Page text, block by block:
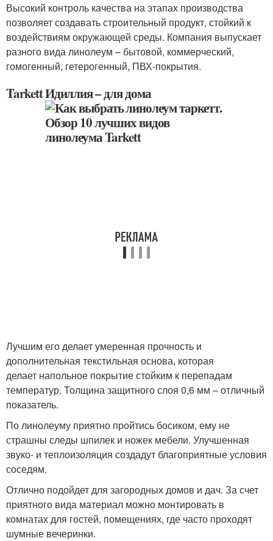
Высокий контроль качества на этапах производства
позволяет создавать строительный продукт, стойкий к
воздействиям окружающей среды. Компания выпускает
разного вида линолеум – бытовой, коммерческий,
гомогенный, гетерогенный, ПВХ-покрытия.
Tarkett Идиллия – для дома
Лучшим его делает умеренная прочность и
дополнительная текстильная основа, которая
делает напольное покрытие стойким к перепадам
температур. Толщина защитного слоя 0,6 мм – отличный
показатель.
По линолеуму приятно пройтись босиком, ему не
страшны следы шпилек и ножек мебели. Улучшенная
звуко- и теплоизоляция создадут благоприятные условия
соседям.
Отлично подойдет для загородных домов и дач. За счет
приятного вида материал можно монтировать в
комнатах для гостей, помещениях, где часто проходят
шумные вечеринки.